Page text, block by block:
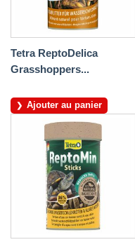
Tetra ReptoDelica
Grasshoppers...
Ajouter au panier